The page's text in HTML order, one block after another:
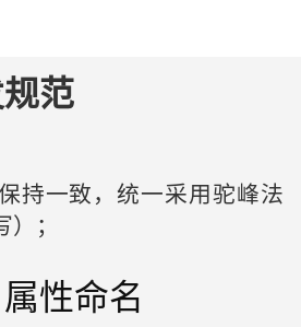
范
持一致，统一采用驼峰法
；
性命名